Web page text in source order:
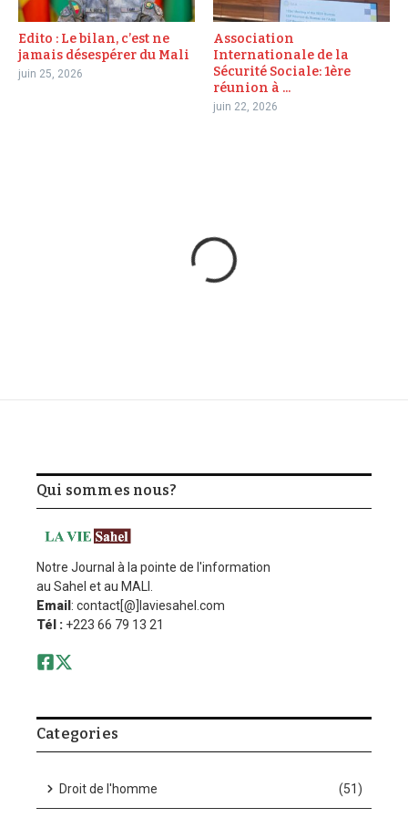
Edito : Le bilan, c’est ne
jamais désespérer du Mali
juin 25, 2026
Association
Internationale de la
Sécurité Sociale: 1ère
réunion à ...
juin 22, 2026
Qui sommes nous?
Notre Journal à la pointe de l'information
au Sahel et au MALI.
Email : contact[@]laviesahel.com
Tél : +223 66 79 13 21
Categories
Droit de l'homme (51)